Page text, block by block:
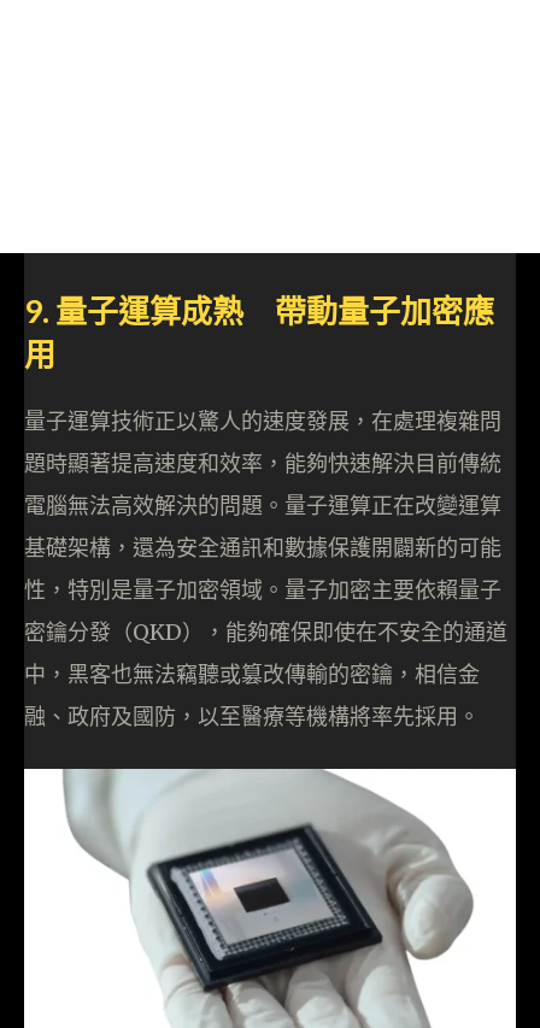
9. 量子運算成熟 帶動量子加密應
用
量子運算技術正以驚人的速度發展，在處理複雜問
題時顯著提高速度和效率，能夠快速解決目前傳統
電腦無法高效解決的問題。量子運算正在改變運算
基礎架構，還為安全通訊和數據保護開闢新的可能
性，特別是量子加密領域。量子加密主要依賴量子
密鑰分發（QKD），能夠確保即使在不安全的通道
中，黑客也無法竊聽或篡改傳輸的密鑰，相信金
融、政府及國防，以至醫療等機構將率先採用。